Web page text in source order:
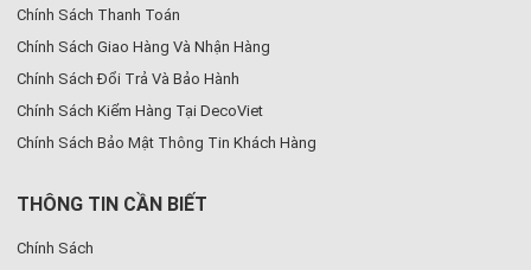
Chính Sách Thanh Toán
Chính Sách Giao Hàng Và Nhận Hàng
Chính Sách Đổi Trả Và Bảo Hành
Chính Sách Kiểm Hàng Tại DecoViet
Chính Sách Bảo Mật Thông Tin Khách Hàng
THÔNG TIN CẦN BIẾT
Chính Sách